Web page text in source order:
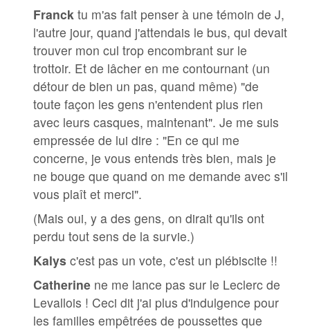
Franck tu m'as fait penser à une témoin de J,
l'autre jour, quand j'attendais le bus, qui devait
trouver mon cul trop encombrant sur le
trottoir. Et de lâcher en me contournant (un
détour de bien un pas, quand même) "de
toute façon les gens n'entendent plus rien
avec leurs casques, maintenant". Je me suis
empressée de lui dire : "En ce qui me
concerne, je vous entends très bien, mais je
ne bouge que quand on me demande avec s'il
vous plaît et merci".
(Mais oui, y a des gens, on dirait qu'ils ont
perdu tout sens de la survie.)
Kalys c'est pas un vote, c'est un plébiscite !!
Catherine ne me lance pas sur le Leclerc de
Levallois ! Ceci dit j'ai plus d'indulgence pour
les familles empêtrées de poussettes que